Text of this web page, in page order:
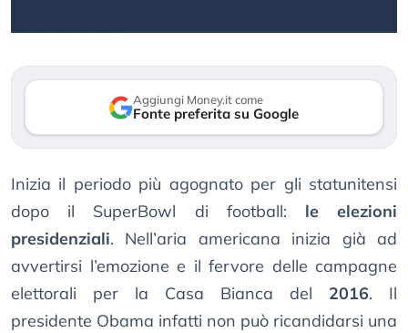
Aggiungi Money.it come
Fonte preferita su Google
Inizia il periodo più agognato per gli statunitensi
dopo il SuperBowl di football: le elezioni
presidenziali. Nell’aria americana inizia già ad
avvertirsi l’emozione e il fervore delle campagne
elettorali per la Casa Bianca del 2016. Il
presidente Obama infatti non può ricandidarsi una